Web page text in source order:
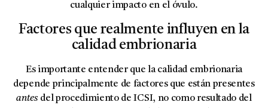
cualquier impacto en el óvulo.
Factores que realmente influyen en la
calidad embrionaria
Es importante entender que la calidad embrionaria
depende principalmente de factores que están presentes
antesdel procedimiento de ICSI, no como resultado del